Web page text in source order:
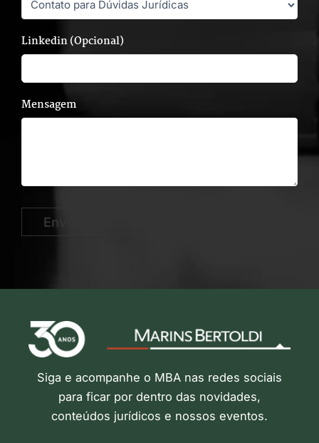
Linkedin (Opcional)
Mensagem
Enviar
Siga e acompanhe o MBA nas redes sociais
para ficar por dentro das novidades,
conteúdos jurídicos e nossos eventos.